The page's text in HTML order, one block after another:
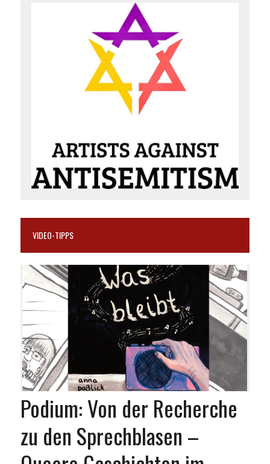
VIDEO-TIPPS
Podium: Von der Recherche
zu den Sprechblasen –